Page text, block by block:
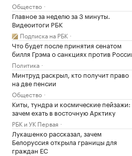
Общество
Главное за неделю за 3 минуты.
Видеоитоги РБК
Подписка на РБК
Что будет после принятия сенатом
билля Грэма о санкциях против
Политика
Минтруд раскрыл, кто получит право
на две пенсии
Общество
Киты, тундра и космические пейзажи:
зачем ехать в восточную Арктику
РБК и УК Первая
Лукашенко рассказал, зачем
Белоруссия открыла границы для
граждан ЕС